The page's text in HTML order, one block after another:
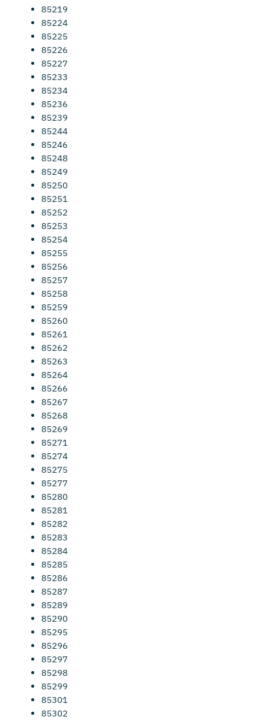
85219
85224
85225
85226
85227
85233
85234
85236
85239
85244
85246
85248
85249
85250
85251
85252
85253
85254
85255
85256
85257
85258
85259
85260
85261
85262
85263
85264
85266
85267
85268
85269
85271
85274
85275
85277
85280
85281
85282
85283
85284
85285
85286
85287
85289
85290
85295
85296
85297
85298
85299
85301
85302